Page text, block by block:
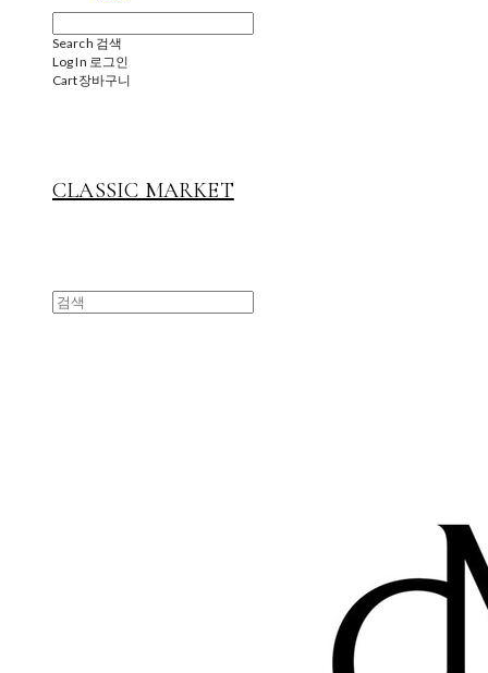
Search 검색
Log In 로그인
Cart장바구니
CLASSIC MARKET